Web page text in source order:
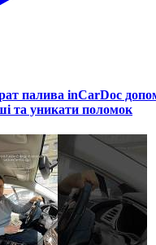
палива inCarDoc
та уникати поломок